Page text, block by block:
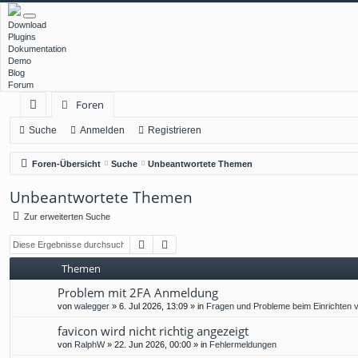
Download
Plugins
Dokumentation
Demo
Blog
Forum
ch
ne
llz
ug
f
Foren
Suche Anmelden Registrieren
Foren-Übersicht Suche Unbeantwortete Themen
Unbeantwortete Themen
Zur erweiterten Suche
Suche
Themen
Problem mit 2FA Anmeldung
von walegger » 6. Jul 2026, 13:09 » in Fragen und Probleme beim Einrichten
favicon wird nicht richtig angezeigt
von RalphW» 22. Jun 2026, 00:00 » in Fehlermeldungen